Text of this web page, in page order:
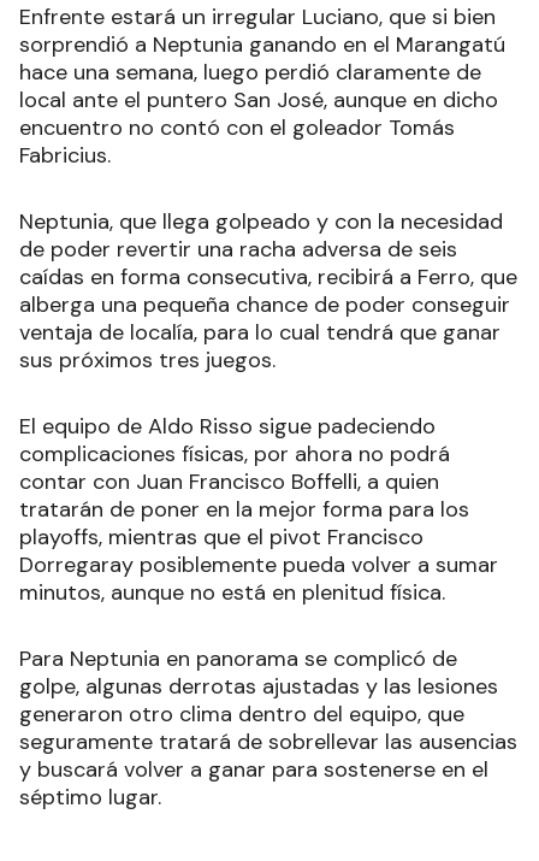
Enfrente estará un irregular Luciano, que si bien
sorprendió a Neptunia ganando en el Marangatú
hace una semana, luego perdió claramente de
local ante el puntero San José, aunque en dicho
encuentro no contó con el goleador Tomás
Fabricius.
Neptunia, que llega golpeado y con la necesidad
de poder revertir una racha adversa de seis
caídas en forma consecutiva, recibirá a Ferro, que
alberga una pequeña chance de poder conseguir
ventaja de localía, para lo cual tendrá que ganar
sus próximos tres juegos.
El equipo de Aldo Risso sigue padeciendo
complicaciones físicas, por ahora no podrá
contar con Juan Francisco Boffelli, a quien
tratarán de poner en la mejor forma para los
playoffs, mientras que el pivot Francisco
Dorregaray posiblemente pueda volver a sumar
minutos, aunque no está en plenitud física.
Para Neptunia en panorama se complicó de
golpe, algunas derrotas ajustadas y las lesiones
generaron otro clima dentro del equipo, que
seguramente tratará de sobrellevar las ausencias
y buscará volver a ganar para sostenerse en el
séptimo lugar.